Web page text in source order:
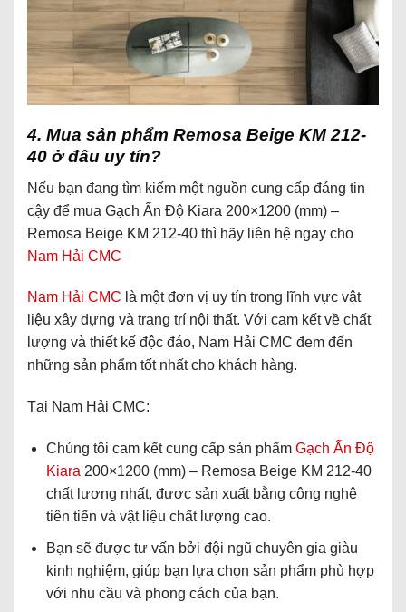
4. Mua sản phẩm Remosa Beige KM 212-
40 ở đâu uy tín?
Nếu bạn đang tìm kiếm một nguồn cung cấp đáng tin
cậy để mua Gạch Ấn Độ Kiara 200×1200 (mm) –
Remosa Beige KM 212-40 thì hãy liên hệ ngay cho
Nam Hải CMC
Nam Hải CMC là một đơn vị uy tín trong lĩnh vực vật
liệu xây dựng và trang trí nội thất. Với cam kết về chất
lượng và thiết kế độc đáo, Nam Hải CMC đem đến
những sản phẩm tốt nhất cho khách hàng.
Tại Nam Hải CMC:
Chúng tôi cam kết cung cấp sản phẩm Gạch Ấn Độ
Kiara 200×1200 (mm) – Remosa Beige KM 212-40
chất lượng nhất, được sản xuất bằng công nghệ
tiên tiến và vật liệu chất lượng cao.
Bạn sẽ được tư vấn bởi đội ngũ chuyên gia giàu
kinh nghiệm, giúp bạn lựa chọn sản phẩm phù hợp
với nhu cầu và phong cách của bạn.